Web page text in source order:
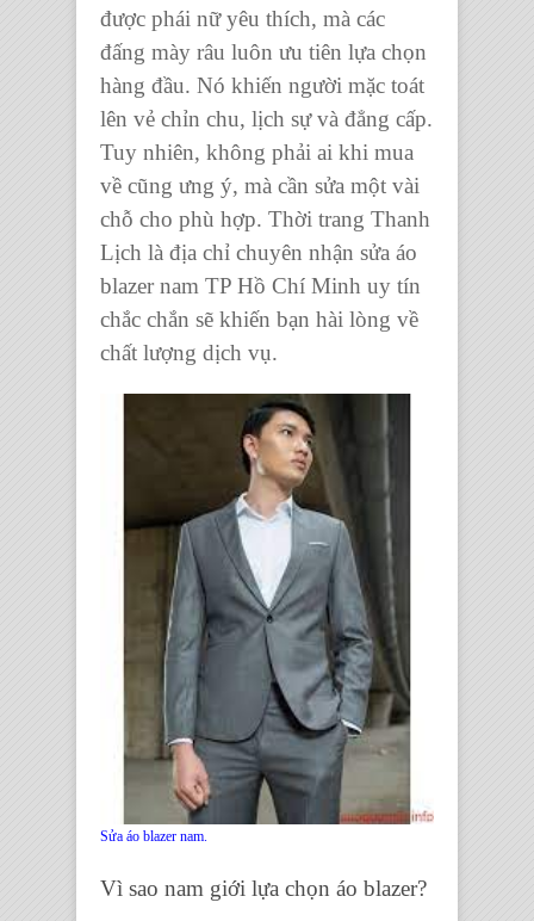
được phái nữ yêu thích, mà các
đấng mày râu luôn ưu tiên lựa chọn
hàng đầu. Nó khiến người mặc toát
lên vẻ chỉn chu, lịch sự và đẳng cấp.
Tuy nhiên, không phải ai khi mua
về cũng ưng ý, mà cần sửa một vài
chỗ cho phù hợp. Thời trang Thanh
Lịch là địa chỉ chuyên nhận sửa áo
blazer nam TP Hồ Chí Minh uy tín
chắc chắn sẽ khiến bạn hài lòng về
chất lượng dịch vụ.
Sửa áo blazer nam.
Vì sao nam giới lựa chọn áo blazer?